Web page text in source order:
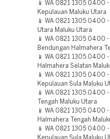
📱 WA 0821 1305 0400
Kepulauan Maluku Utara
📱 WA 0821 1305 0400
Utara Maluku Utara
📱 WA 0821 1305 0400
Bendungan Halmahera
📱 WA 0821 1305 0400
Halmahera Selatan
📱 WA 0821 1305 0400
Kepulauan Sula Maluku
📱 WA 0821 1305 0400
Tengah Maluku Utara
📱 WA 0821 1305 0400
Halmahera Tengah
📱 WA 0821 1305 0400
Kepulauan Sula Maluku